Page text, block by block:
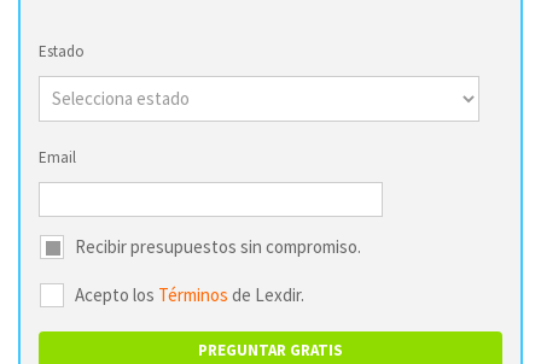
Estado
Email
Recibir presupuestos sin compromiso.
Acepto los Términos de Lexdir.